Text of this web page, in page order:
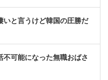
と言うけど韓国の圧勝だ
不可能になった無職おばさ